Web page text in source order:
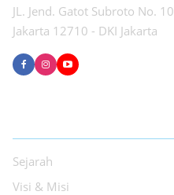
JL. Jend. Gatot Subroto No. 10
Jakarta 12710 - DKI Jakarta
Sejarah
Visi & Misi